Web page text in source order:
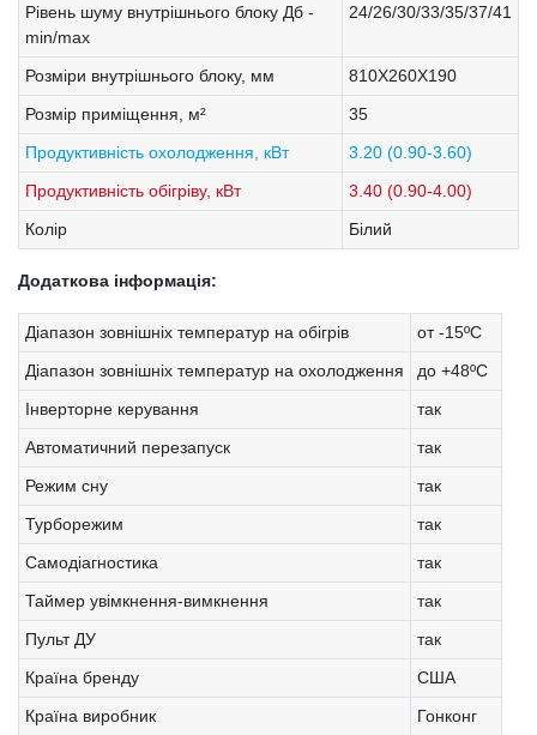
Рівень шуму внутрішнього блоку Дб -
min/max
24/26/30/33/35/37/41
Розміри внутрішнього блоку, мм
810X260X190
Розмір приміщення, м²
35
Продуктивність охолодження, кВт
3.20 (0.90-3.60)
Продуктивність обігріву, кВт
3.40 (0.90-4.00)
Колір
Білий
Додаткова інформація:
Діапазон зовнішніх температур на обігрів
от -15ºС
Діапазон зовнішніх температур на охолодження
до +48ºС
Інверторне керування
так
Автоматичний перезапуск
так
Режим сну
так
Турборежим
так
Самодіагностика
так
Таймер увімкнення-вимкнення
так
Пульт ДУ
так
Країна бренду
США
Країна виробник
Гонконг